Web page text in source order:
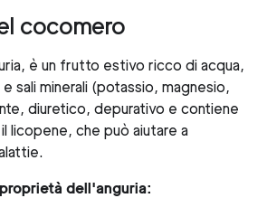
cocomero
è un frutto estivo ricco di acqua,
sali minerali (potassio, magnesio,
diuretico, depurativo e contiene
licopene, che può aiutare a
dell'anguria: